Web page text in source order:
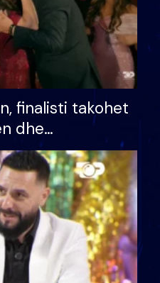
finalisti takohet
dhe
ndonjë letër